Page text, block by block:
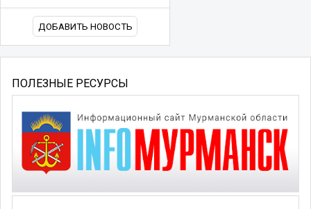
ДОБАВИТЬ НОВОСТЬ
ПОЛЕЗНЫЕ РЕСУРСЫ